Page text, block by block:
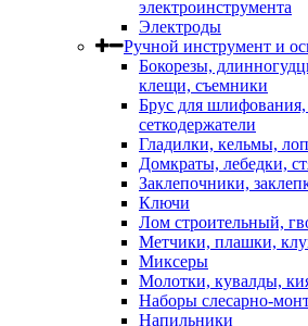
электроинструмента
Электроды
Ручной инструмент и
Бокорезы,
клещи, съемники
Брус для
сеткодержатели
Гладилки, кельмы,
Домкраты, лебедки,
Заклепочники,
Ключи
Лом строительный,
Метчики, плашки,
Миксеры
Молотки, кувалды,
Наборы слесарно-
Напильники